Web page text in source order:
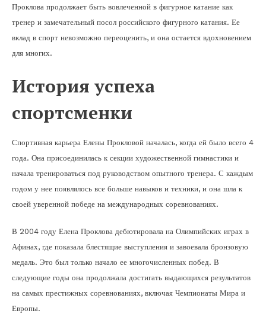
Проклова продолжает быть вовлеченной в фигурное катание как
тренер и замечательный посол российского фигурного катания. Ее
вклад в спорт невозможно переоценить, и она остается вдохновением
для многих.
История успеха
спортсменки
Спортивная карьера Елены Прокловой началась, когда ей было всего 4
года. Она присоединилась к секции художественной гимнастики и
начала тренироваться под руководством опытного тренера. С каждым
годом у нее появлялось все больше навыков и техники, и она шла к
своей уверенной победе на международных соревнованиях.
В 2004 году Елена Проклова дебютировала на Олимпийских играх в
Афинах, где показала блестящие выступления и завоевала бронзовую
медаль. Это был только начало ее многочисленных побед. В
следующие годы она продолжала достигать выдающихся результатов
на самых престижных соревнованиях, включая Чемпионаты Мира и
Европы.